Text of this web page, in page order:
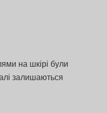
на шкірі були
залишаються